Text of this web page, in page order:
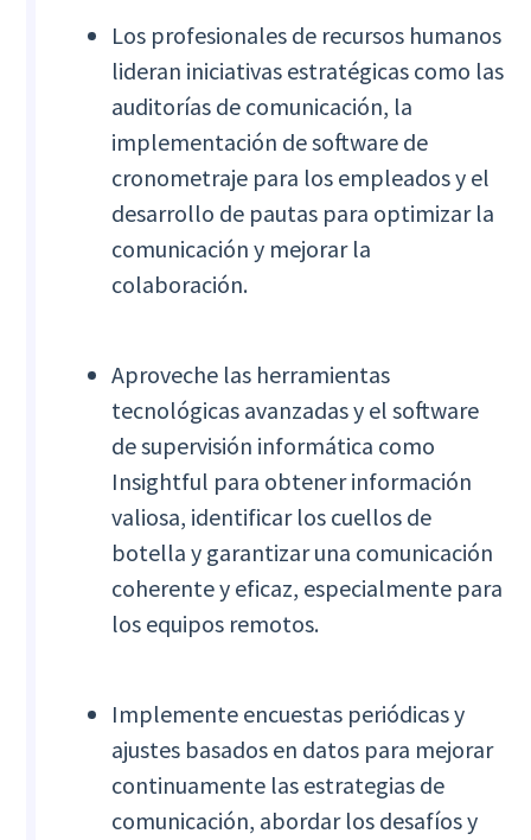
Los profesionales de recursos humanos
lideran iniciativas estratégicas como las
auditorías de comunicación, la
implementación de software de
cronometraje para los empleados y el
desarrollo de pautas para optimizar la
comunicación y mejorar la
colaboración.
Aproveche las herramientas
tecnológicas avanzadas y el software
de supervisión informática como
Insightful para obtener información
valiosa, identificar los cuellos de
botella y garantizar una comunicación
coherente y eficaz, especialmente para
los equipos remotos.
Implemente encuestas periódicas y
ajustes basados en datos para mejorar
continuamente las estrategias de
comunicación, abordar los desafíos y